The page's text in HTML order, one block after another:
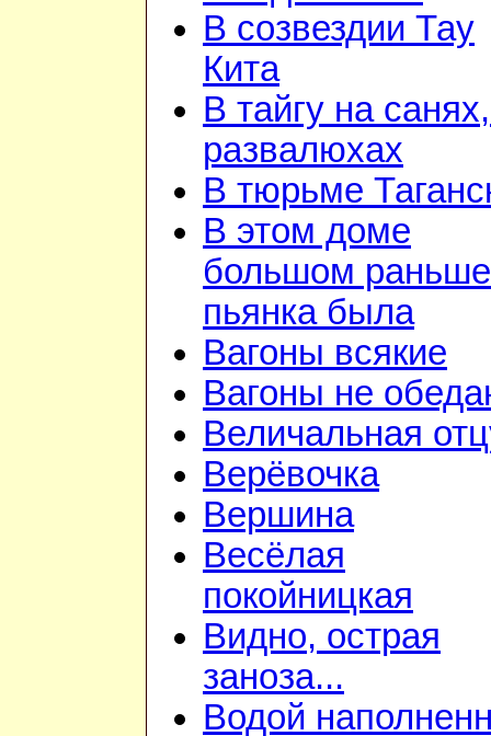
В созвездии Тау
Кита
В тайгу на
развалюхах
В тюрьме
В этом доме
большом раньше
пьянка была
Вагоны всякие
Вагоны не
Величальная
Верёвочка
Вершина
Весёлая
покойницкая
Видно, острая
заноза...
Водой